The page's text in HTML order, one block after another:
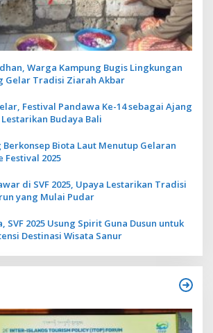
Warga Kampung Bugis Lingkungan
Gelar Tradisi Ziarah Akbar
Festival Pandawa Ke-14 sebagai Ajang
Budaya Bali
Berkonsep Biota Laut Menutup Gelaran
Festival 2025
di SVF 2025, Upaya Lestarikan Tradisi
yang Mulai Pudar
SVF 2025 Usung Spirit Guna Dusun untuk
Destinasi Wisata Sanur